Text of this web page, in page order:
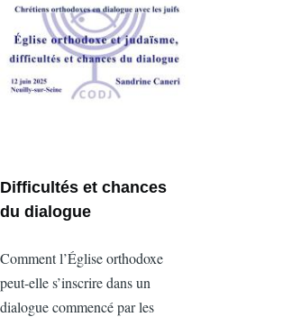
Vignette
Difficultés et chances
du dialogue
Comment l’Église orthodoxe
peut-elle s’inscrire dans un
dialogue commencé par les